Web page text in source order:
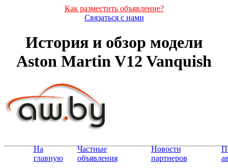
Как разместить объявление?
Связаться с нами
История и обзор модели
Aston Martin V12 Vanquish
На
главную
Частные
объявления
Новости
партнеров